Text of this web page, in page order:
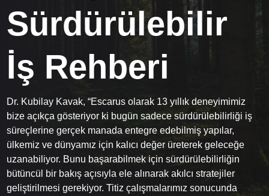
Sürdürülebilir
İş Rehberi
Dr. Kubilay Kavak, “Escarus olarak 13 yıllık deneyimimiz
bize açıkça gösteriyor ki bugün sadece sürdürülebilirliği iş
süreçlerine gerçek manada entegre edebilmiş yapılar,
ülkemiz ve dünyamız için kalıcı değer üreterek geleceğe
uzanabiliyor. Bunu başarabilmek için sürdürülebilirliğin
bütüncül bir bakış açısıyla ele alınarak akılcı stratejiler
geliştirilmesi gerekiyor. Titiz çalışmalarımız sonucunda